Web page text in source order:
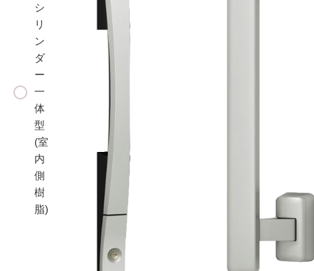
シ
リ
ン
ダ
ー
一
体
型
(室
内
側
樹
脂)